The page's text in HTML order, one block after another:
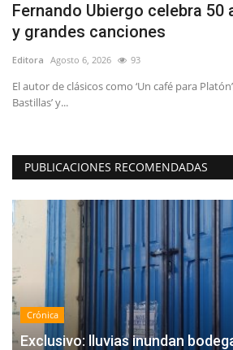
Fernando Ubiergo celebra 50
y grandes canciones
Editora Agosto 6, 2026 93
El autor de clásicos como ‘Un café para
Bastillas’ y...
PUBLICACIONES RECOMENDADAS
Crónica
Exclusivo: lluvias inundan